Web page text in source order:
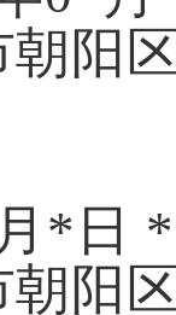
朝阳
*日
朝阳